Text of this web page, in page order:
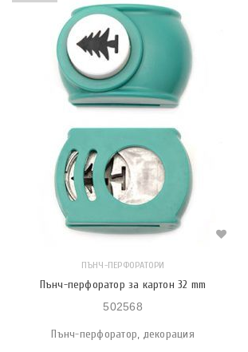
ПЪНЧ-ПЕРФОРАТОРИ
Пънч-перфоратор за картон 32 mm
502568
Пънч-перфоратор, декорация